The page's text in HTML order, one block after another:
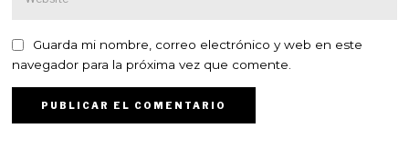
Guarda mi nombre, correo electrónico y web en este
navegador para la próxima vez que comente.